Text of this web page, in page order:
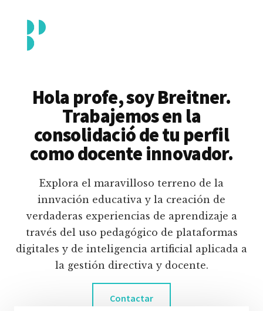
contenido
principal
menu
Piedrahita
docente
pedagógico
educativas
digitales
inteligencia
artificial.
Hola profe, soy Breitner.
Trabajemos en la
consolidació de tu perfil
como docente innovador.
Explora el maravilloso terreno de la
innvación educativa y la creación de
verdaderas experiencias de aprendizaje a
través del uso pedagógico de plataformas
digitales y de inteligencia artificial aplicada a
la gestión directiva y docente.
Contactar